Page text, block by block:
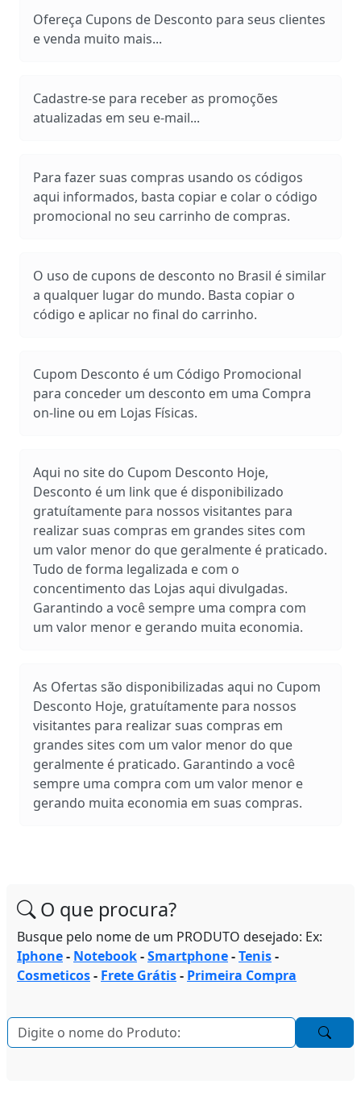
Ofereça Cupons de Desconto para seus clientes
e venda muito mais...
Cadastre-se para receber as promoções
atualizadas em seu e-mail...
Para fazer suas compras usando os códigos
aqui informados, basta copiar e colar o código
promocional no seu carrinho de compras.
O uso de cupons de desconto no Brasil é similar
a qualquer lugar do mundo. Basta copiar o
código e aplicar no final do carrinho.
Cupom Desconto é um Código Promocional
para conceder um desconto em uma Compra
on-line ou em Lojas Físicas.
Aqui no site do Cupom Desconto Hoje,
Desconto é um link que é disponibilizado
gratuítamente para nossos visitantes para
realizar suas compras em grandes sites com
um valor menor do que geralmente é praticado.
Tudo de forma legalizada e com o
concentimento das Lojas aqui divulgadas.
Garantindo a você sempre uma compra com
um valor menor e gerando muita economia.
As Ofertas são disponibilizadas aqui no Cupom
Desconto Hoje, gratuítamente para nossos
visitantes para realizar suas compras em
grandes sites com um valor menor do que
geralmente é praticado. Garantindo a você
sempre uma compra com um valor menor e
gerando muita economia em suas compras.
O que procura?
Busque pelo nome de um PRODUTO desejado: Ex:
Iphone- Notebook-Smartphone-Tenis-
Cosmeticos- Frete Grátis- Primeira Compra